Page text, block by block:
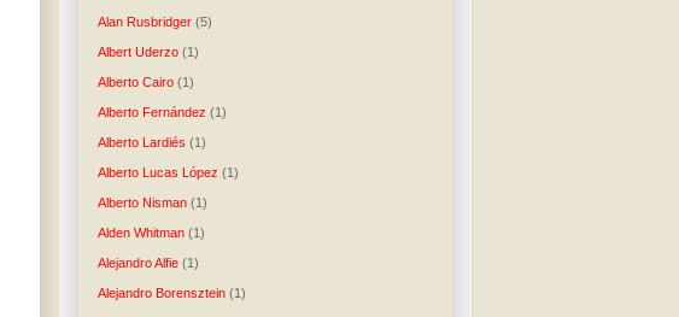
Alan Rusbridger (5)
Albert Uderzo (1)
Alberto Cairo (1)
Alberto Fernández (1)
Alberto Lardiés (1)
Alberto Lucas López (1)
Alberto Nisman (1)
Alden Whitman (1)
Alejandro Alfie (1)
Alejandro Borensztein (1)